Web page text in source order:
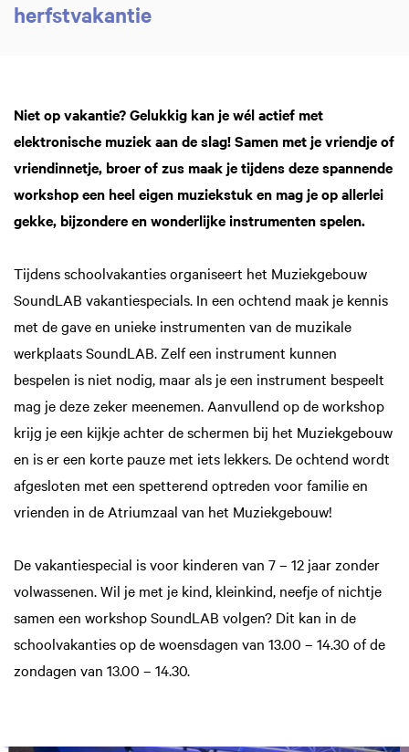
herfstvakantie
Niet op vakantie? Gelukkig kan je wél actief met
elektronische muziek aan de slag! Samen met je vriendje of
vriendinnetje, broer of zus maak je tijdens deze spannende
workshop een heel eigen muziekstuk en mag je op allerlei
gekke, bijzondere en wonderlijke instrumenten spelen.
Tijdens schoolvakanties organiseert het Muziekgebouw
SoundLAB vakantiespecials. In een ochtend maak je kennis
met de gave en unieke instrumenten van de muzikale
werkplaats SoundLAB. Zelf een instrument kunnen
bespelen is niet nodig, maar als je een instrument bespeelt
mag je deze zeker meenemen. Aanvullend op de workshop
krijg je een kijkje achter de schermen bij het Muziekgebouw
en is er een korte pauze met iets lekkers. De ochtend wordt
afgesloten met een spetterend optreden voor familie en
vrienden in de Atriumzaal van het Muziekgebouw!
De vakantiespecial is voor kinderen van 7 – 12 jaar zonder
volwassenen. Wil je met je kind, kleinkind, neefje of nichtje
samen een workshop SoundLAB volgen? Dit kan in de
schoolvakanties op de woensdagen van 13.00 – 14.30 of de
zondagen van 13.00 – 14.30.